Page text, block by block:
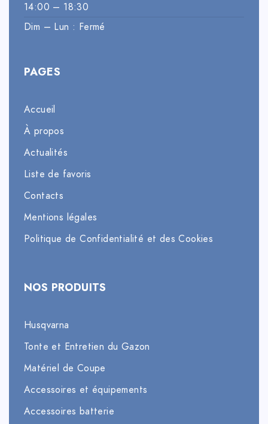
14:00 – 18:30
Dim – Lun : Fermé
PAGES
Accueil
À propos
Actualités
Liste de favoris
Contacts
Mentions légales
Politique de Confidentialité et des Cookies
NOS PRODUITS
Husqvarna
Tonte et Entretien du Gazon
Matériel de Coupe
Accessoires et équipements
Accessoires batterie